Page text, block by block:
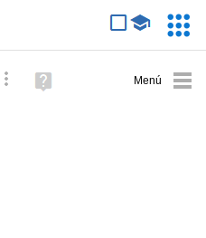
Búsqueda avanzada
Ayuda
(en